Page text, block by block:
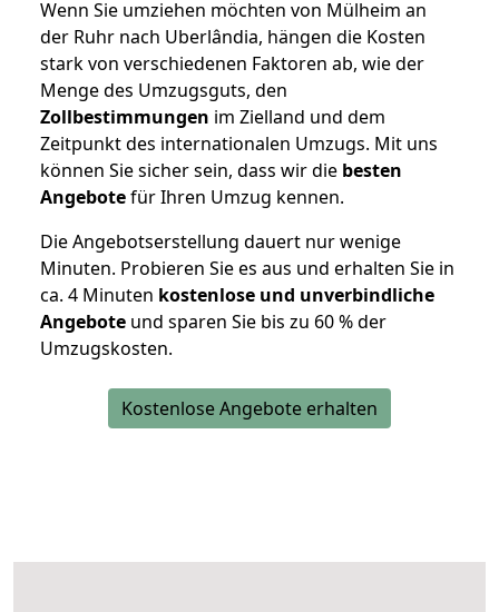
Wenn Sie umziehen möchten von Mülheim an
der Ruhr nach Uberlândia, hängen die Kosten
stark von verschiedenen Faktoren ab, wie der
Menge des Umzugsguts, den
Zollbestimmungen im Zielland und dem
Zeitpunkt des internationalen Umzugs. Mit uns
können Sie sicher sein, dass wir die besten
Angebotefür Ihren Umzug kennen.
Die Angebotserstellung dauert nur wenige
Minuten. Probieren Sie es aus und erhalten Sie in
ca. 4 Minuten kostenlose und unverbindliche
Angebote und sparen Sie bis zu 60 % der
Umzugskosten.
Kostenlose Angebote erhalten